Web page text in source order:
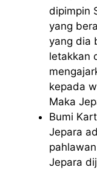
dipimpin
yang
yang dia
letakkan
kepada
Maka
Bumi
Jepara
Jepara